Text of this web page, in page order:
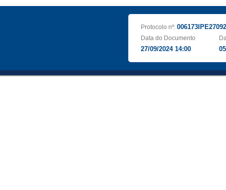
Protocolo nº:
Data do Documento
27/09/2024 14:00